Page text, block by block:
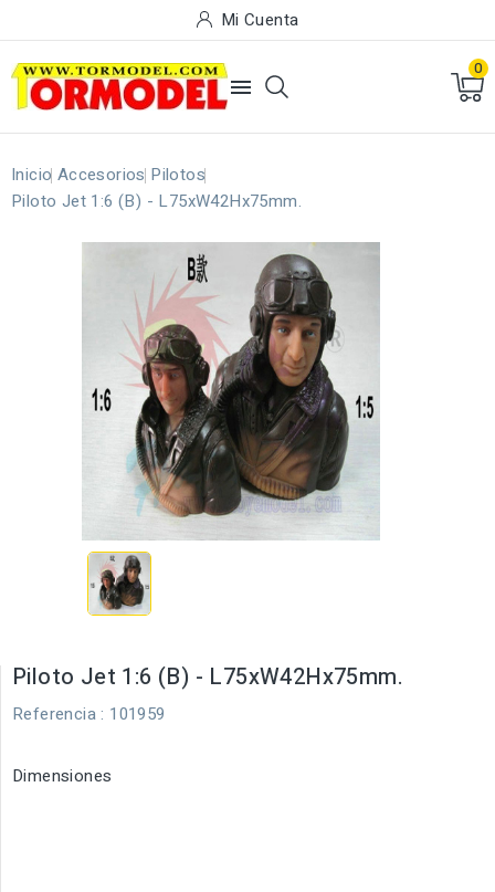
Mi Cuenta

0
Inicio Accesorios Pilotos
Piloto Jet 1:6 (B) - L75xW42Hx75mm.
Piloto Jet 1:6 (B) - L75xW42Hx75mm.
Referencia : 101959
Dimensiones